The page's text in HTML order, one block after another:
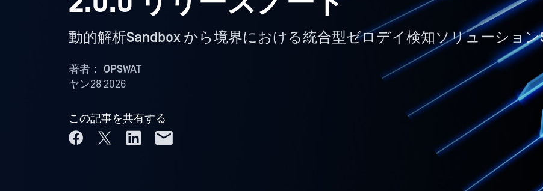
動的解析Sandbox から境界における統合型ゼロデイ検知ソリューション
著者： OPSWAT
ヤン28 2026
この記事を共有する